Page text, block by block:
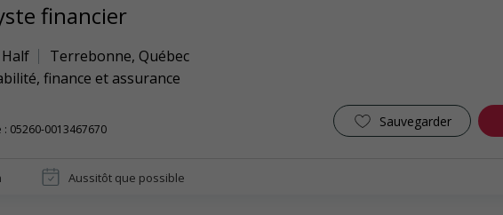
financier
Terrebonne, Québec
finance et assurance
: 05260-0013467670 Sauvegarder
Aussitôt que possible